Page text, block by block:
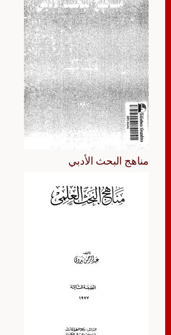
مناهج البحث الأدبي